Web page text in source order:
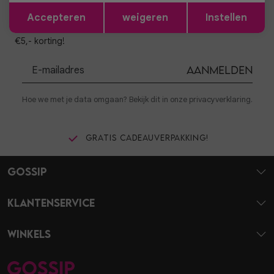
Altijd als eerste op de hoogte zijn?
€5,- korting!
Aanmelden
Hoe we met je data omgaan? Bekijk dit in onze privacyverklaring.
Gratis cadeauverpakking!
Gossip
Klantenservice
Winkels
Opslaan
Accepteren weigeren Instellen